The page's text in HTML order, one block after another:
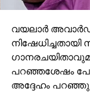
വയലാർ
പറഞ്ഞശേഷം
അദ്ദേഹം